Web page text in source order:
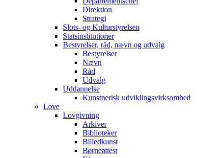
Direktion
Strategi
Slots- og Kulturstyrelsen
Statsinstitutioner
Bestyrelser, råd, nævn og udvalg
Bestyrelser
Nævn
Råd
Udvalg
Uddannelse
Kunstnerisk udviklingsvirksomhed
Love
Lovgivning
Arkiver
Biblioteker
Billedkunst
Børneattest